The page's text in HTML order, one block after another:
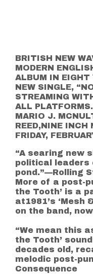
BRITISH NEW
MODERN
ALBUM IN
NEW SINGLE,
STREAMING
ALL
MARIO J.
REED,NINE INCH
FRIDAY,
“A searing new
political leaders
pond.”—Rolling
More of a post-
the Tooth’ is a
at1981’s ‘Mesh
on the band,
“We mean this
the Tooth’
decades old,
melodic post-
Consequence